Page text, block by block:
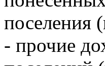
поселения
- прочие